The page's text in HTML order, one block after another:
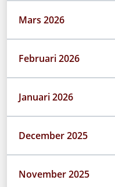
Mars 2026
Februari 2026
Januari 2026
December 2025
November 2025